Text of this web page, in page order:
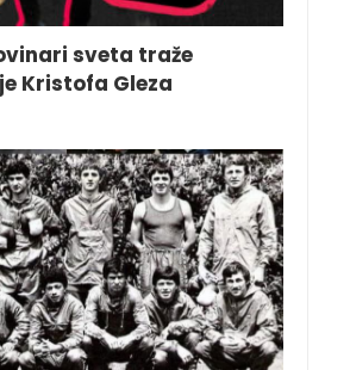
sveta traže
Kristofa Gleza